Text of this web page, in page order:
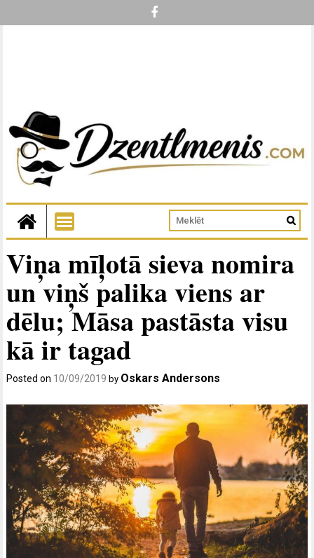
Viņa mīļotā sieva nomira
un viņš palika viens ar
dēlu; Māsa pastāsta visu
kā ir tagad
Posted on 10/09/2019 by Oskars Andersons